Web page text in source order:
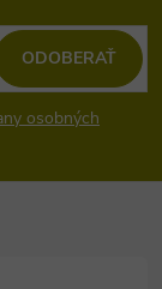
osobných
ODOBERAŤ